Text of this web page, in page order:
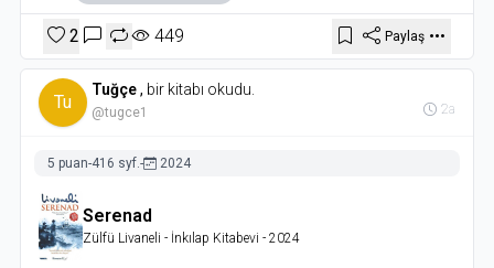
2 449 Paylaş
Tu
Tuğçe, bir kitabı okudu.
@tugce1 2a
5 puan-416 syf.- 2024
Serenad
Zülfü Livaneli - İnkılap Kitabevi - 2024